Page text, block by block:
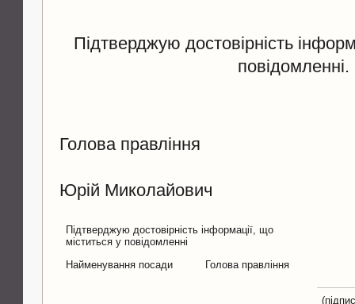
Підтверджую достовірність
повідомленні.
Голова правління
Юрій Миколайович
Підтверджую достовірність інформації, що
міститься у повідомленні
Найменування посади
Голова правління